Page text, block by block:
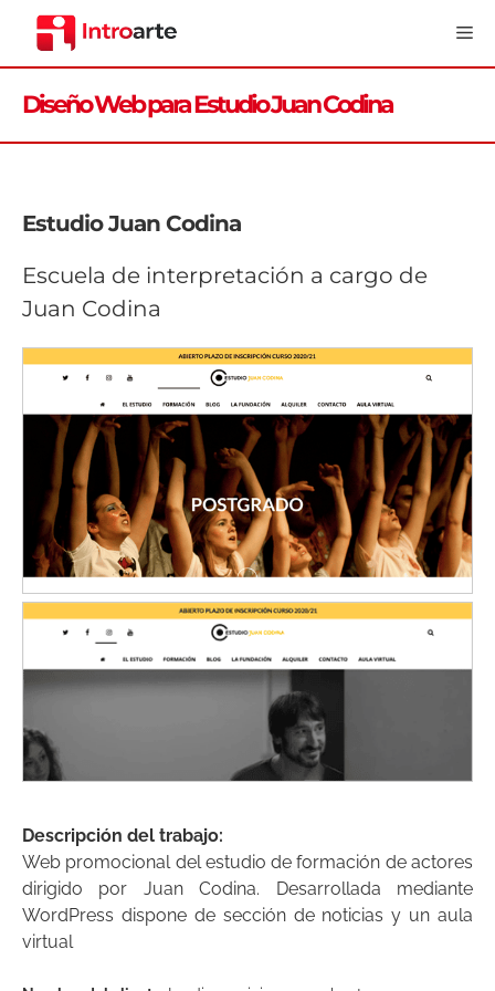
Saltar
contenido
Diseño Web para Estudio Juan Codina
Estudio Juan Codina
Escuela de interpretación a cargo de
Juan Codina
Descripción del trabajo:
Web promocional del estudio de formación de actores
dirigido por Juan Codina. Desarrollada mediante
WordPress dispone de sección de noticias y un aula
virtual